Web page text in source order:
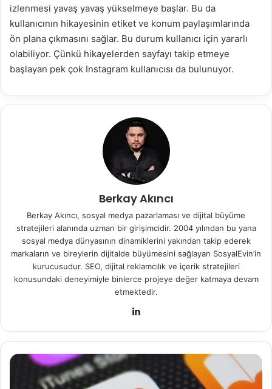
izlenmesi yavaş yavaş yükselmeye başlar. Bu da
kullanıcının hikayesinin etiket ve konum paylaşımlarında
ön plana çıkmasını sağlar. Bu durum kullanıcı için yararlı
olabiliyor. Çünkü hikayelerden sayfayı takip etmeye
başlayan pek çok Instagram kullanıcısı da bulunuyor.
Berkay Akıncı
Berkay Akıncı, sosyal medya pazarlaması ve dijital büyüme
stratejileri alanında uzman bir girişimcidir. 2004 yılından bu yana
sosyal medya dünyasının dinamiklerini yakından takip ederek
markaların ve bireylerin dijitalde büyümesini sağlayan SosyalEvin’in
kurucusudur. SEO, dijital reklamcılık ve içerik stratejileri
konusundaki deneyimiyle binlerce projeye değer katmaya devam
etmektedir.
dIn
Y